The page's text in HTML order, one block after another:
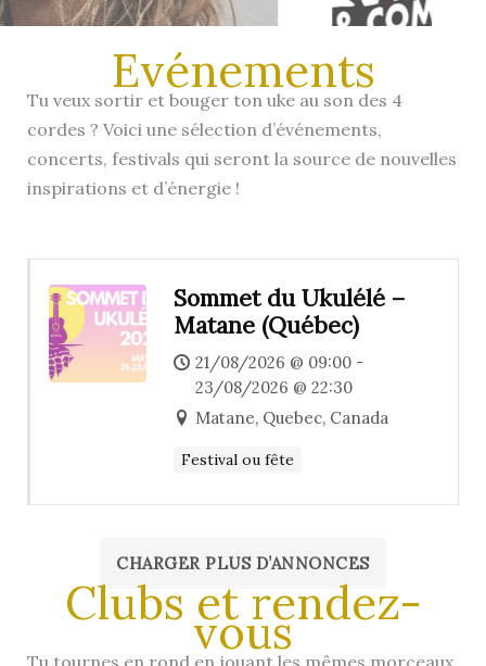
Evénements
Tu veux sortir et bouger ton uke au son des 4
cordes ? Voici une sélection d’événements,
concerts, festivals qui seront la source de nouvelles
inspirations et d’énergie !
Sommet du Ukulélé –
Matane (Québec)
21/08/2026 @ 09:00 -
23/08/2026 @ 22:30
Matane, Quebec, Canada
Festival ou fête
CHARGER PLUS D’ANNONCES
Clubs et rendez-
vous
Tu tournes en rond en jouant les mêmes morceaux